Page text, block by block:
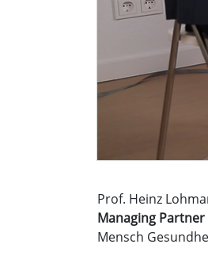
Prof. Heinz
Managing
Mensch